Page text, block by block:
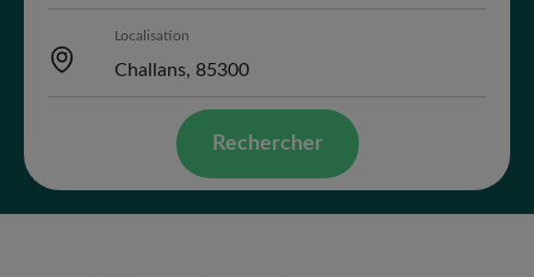
Localisation
Rechercher